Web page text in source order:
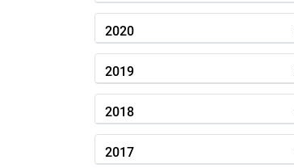
2020
2019
2018
2017